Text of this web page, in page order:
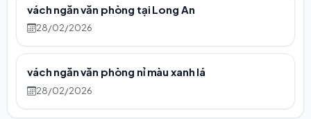
vách ngăn văn phòng tại Long An
28/02/2026
vách ngăn văn phòng nỉ màu xanh lá
28/02/2026